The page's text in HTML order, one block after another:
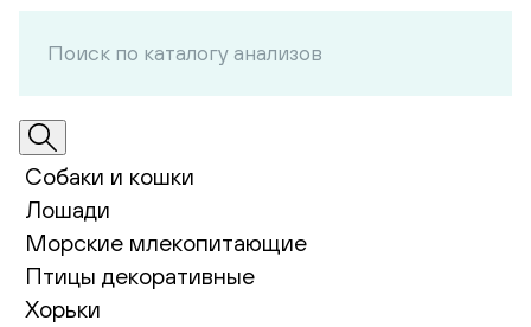
Собаки и кошки
Лошади
Морские млекопитающие
Птицы декоративные
Хорьки